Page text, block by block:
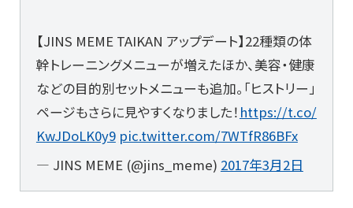
【JINS MEME TAIKAN アップデート】22種類の体
幹トレーニングメニューが増えたほか、美容・健康
などの目的別セットメニューも追加。「ヒストリー」
ページもさらに見やすくなりました！ https://t.co/
KwJDoLK0y9 pic.twitter.com/7WTfR86BFx
— JINS MEME (@jins_meme) 2017年3月2日